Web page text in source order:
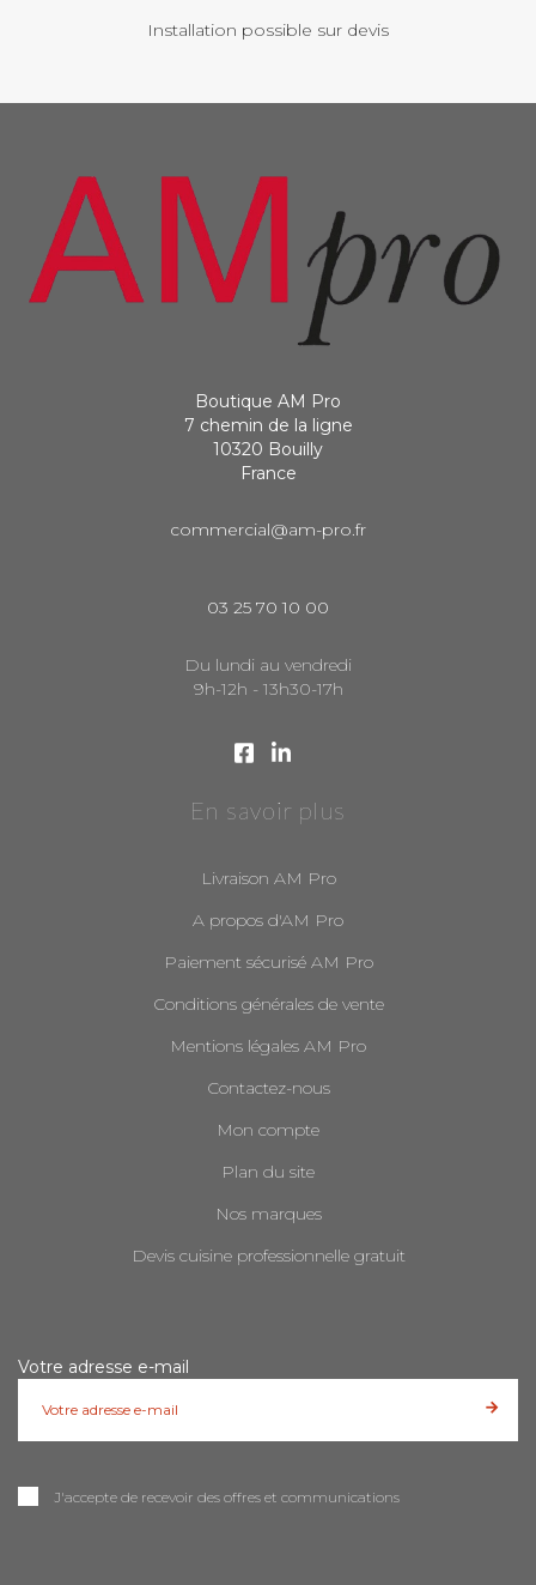
Installation possible sur devis
Boutique AM Pro
7 chemin de la ligne
10320 Bouilly
France
commercial@am-pro.fr
03 25 70 10 00
Du lundi au vendredi
9h-12h - 13h30-17h
En savoir plus
Livraison AM Pro
A propos d'AM Pro
Paiement sécurisé AM Pro
Conditions générales de vente
Mentions légales AM Pro
Contactez-nous
Mon compte
Plan du site
Nos marques
Devis cuisine professionnelle gratuit
Votre adresse e-mail
J'accepte de recevoir des offres et communications